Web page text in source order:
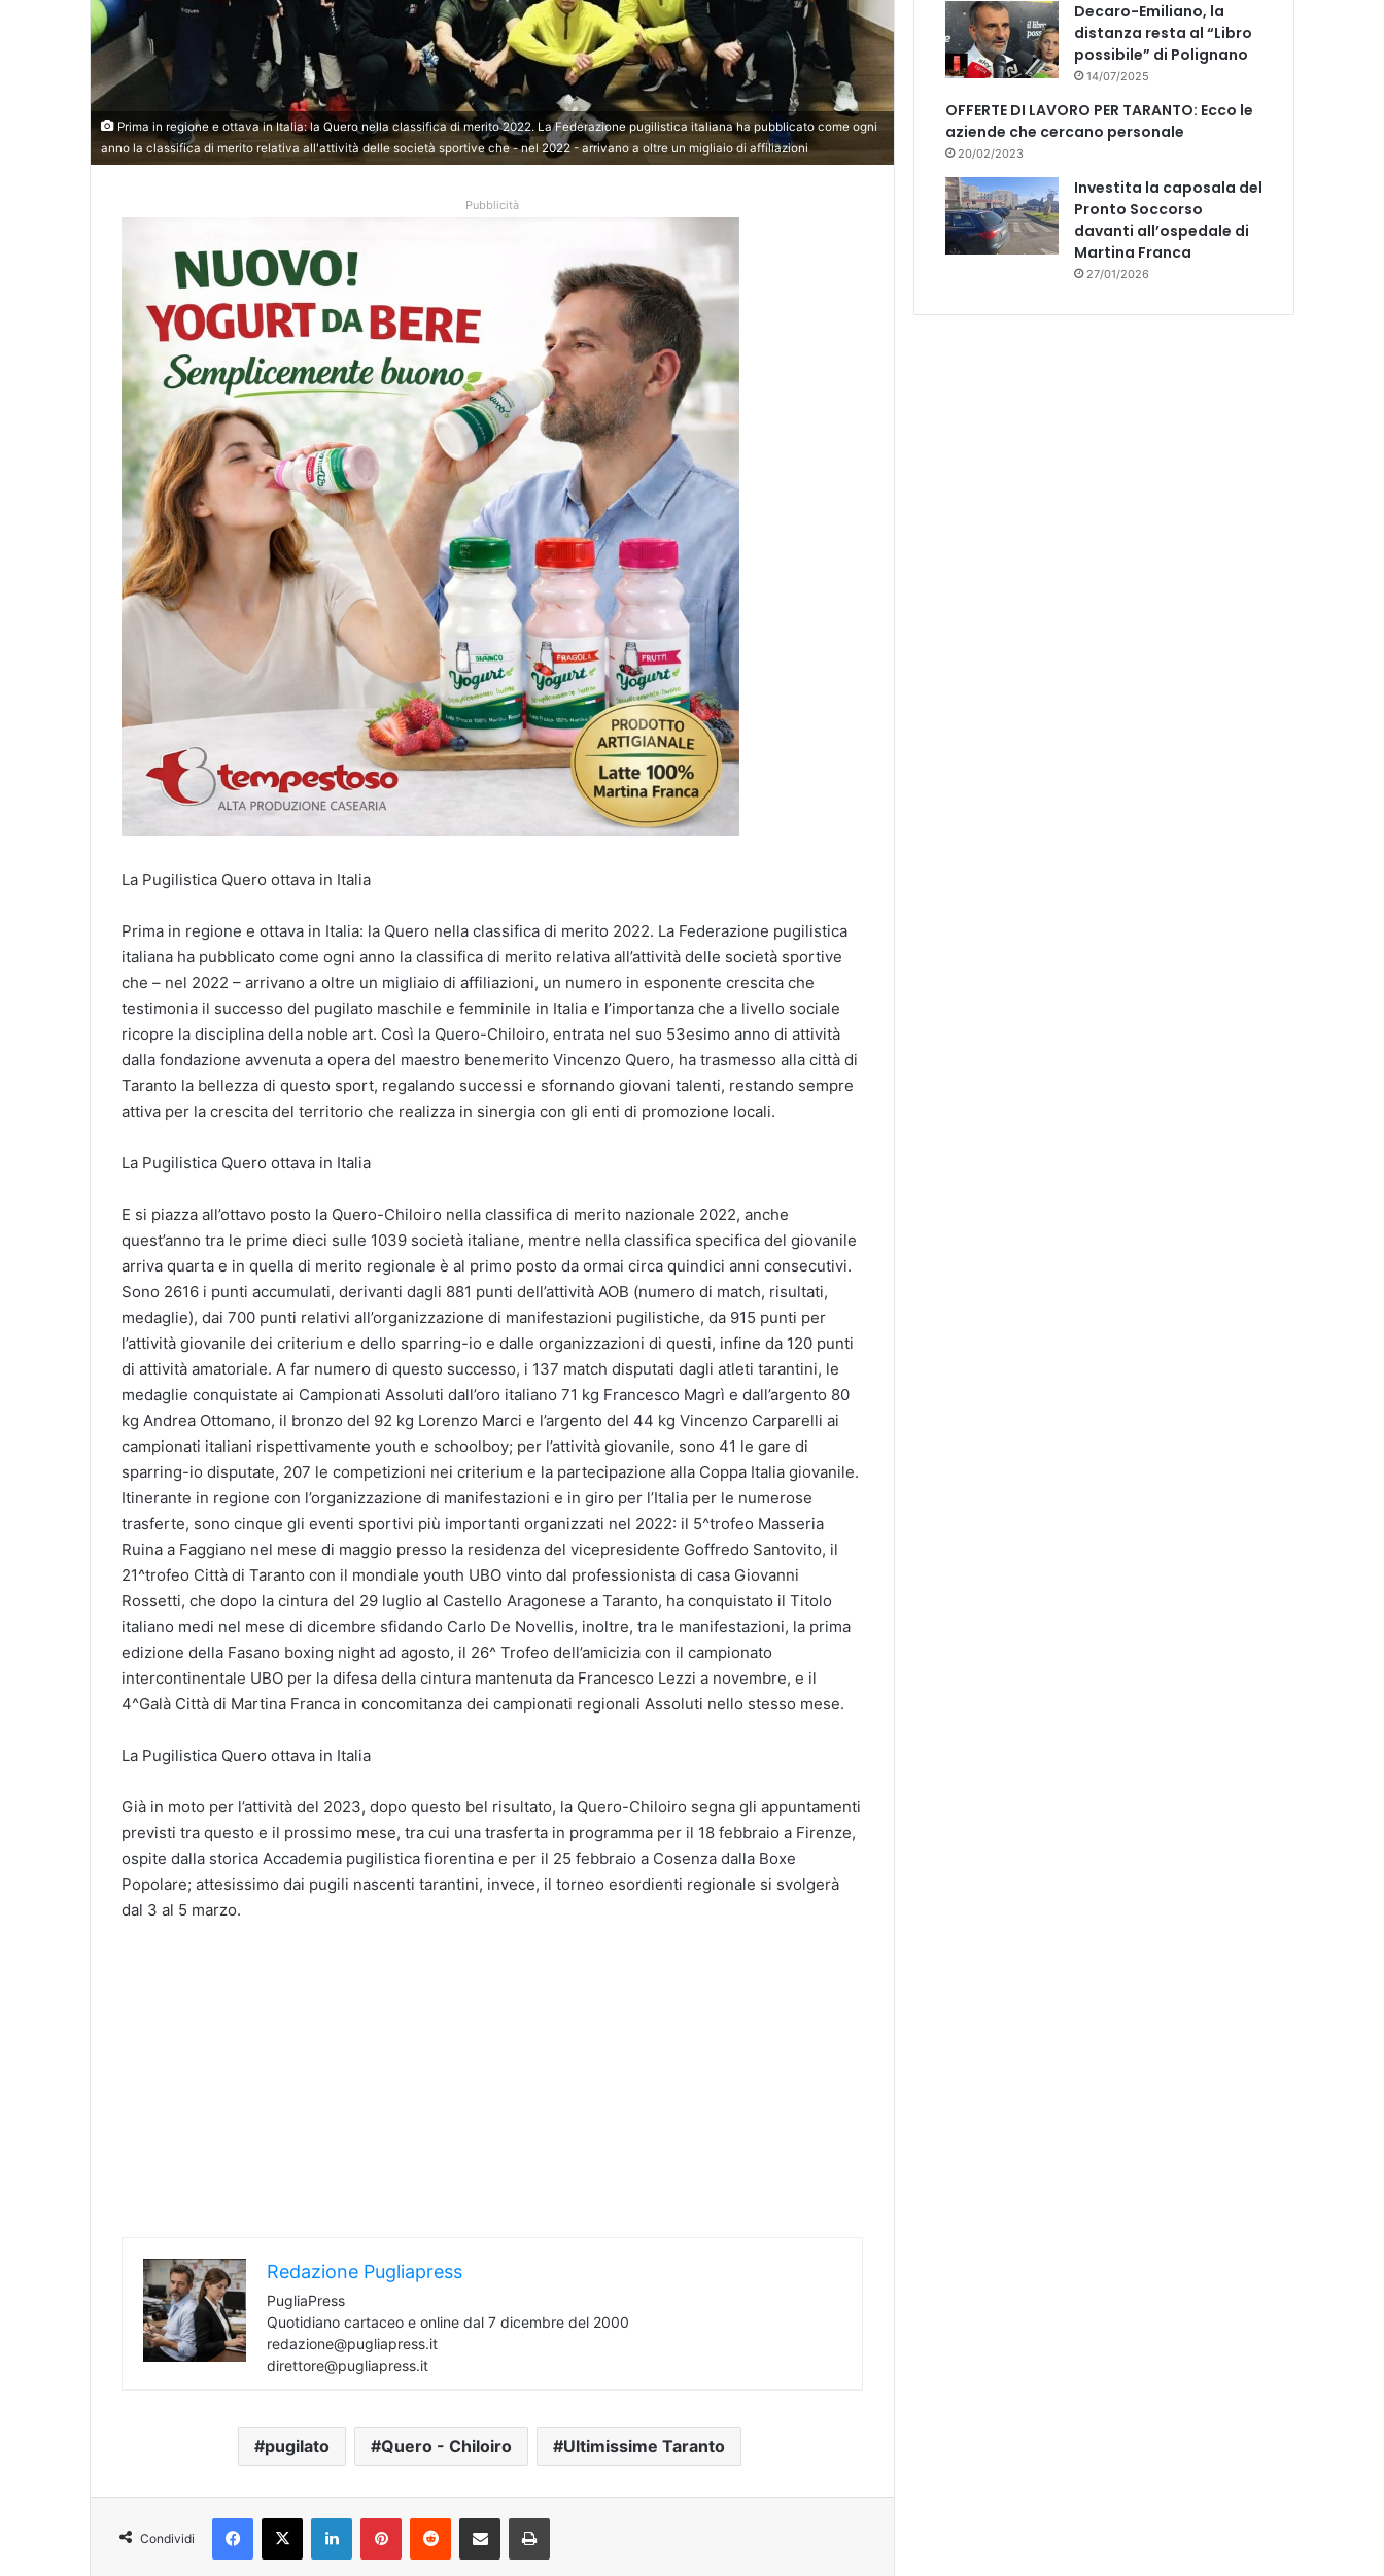
Prima in regione e ottava in Italia: la Quero nella classifica di merito 2022. La Federazione pugilistica italiana ha pubblicato come ogni
anno la classifica di merito relativa all'attività delle società sportive che - nel 2022 - arrivano a oltre un migliaio di affiliazioni
Pubblicità
La Pugilistica Quero ottava in Italia
Prima in regione e ottava in Italia: la Quero nella classifica di merito 2022. La Federazione pugilistica
italiana ha pubblicato come ogni anno la classifica di merito relativa all’attività delle società sportive
che – nel 2022 – arrivano a oltre un migliaio di affiliazioni, un numero in esponente crescita che
testimonia il successo del pugilato maschile e femminile in Italia e l’importanza che a livello sociale
ricopre la disciplina della noble art. Così la Quero-Chiloiro, entrata nel suo 53esimo anno di attività
dalla fondazione avvenuta a opera del maestro benemerito Vincenzo Quero, ha trasmesso alla città di
Taranto la bellezza di questo sport, regalando successi e sfornando giovani talenti, restando sempre
attiva per la crescita del territorio che realizza in sinergia con gli enti di promozione locali.
La Pugilistica Quero ottava in Italia
E si piazza all’ottavo posto la Quero-Chiloiro nella classifica di merito nazionale 2022, anche
quest’anno tra le prime dieci sulle 1039 società italiane, mentre nella classifica specifica del giovanile
arriva quarta e in quella di merito regionale è al primo posto da ormai circa quindici anni consecutivi.
Sono 2616 i punti accumulati, derivanti dagli 881 punti dell’attività AOB (numero di match, risultati,
medaglie), dai 700 punti relativi all’organizzazione di manifestazioni pugilistiche, da 915 punti per
l’attività giovanile dei criterium e dello sparring-io e dalle organizzazioni di questi, infine da 120 punti
di attività amatoriale. A far numero di questo successo, i 137 match disputati dagli atleti tarantini, le
medaglie conquistate ai Campionati Assoluti dall’oro italiano 71 kg Francesco Magrì e dall’argento 80
kg Andrea Ottomano, il bronzo del 92 kg Lorenzo Marci e l’argento del 44 kg Vincenzo Carparelli ai
campionati italiani rispettivamente youth e schoolboy; per l’attività giovanile, sono 41 le gare di
sparring-io disputate, 207 le competizioni nei criterium e la partecipazione alla Coppa Italia giovanile.
Itinerante in regione con l’organizzazione di manifestazioni e in giro per l’Italia per le numerose
trasferte, sono cinque gli eventi sportivi più importanti organizzati nel 2022: il 5^trofeo Masseria
Ruina a Faggiano nel mese di maggio presso la residenza del vicepresidente Goffredo Santovito, il
21^trofeo Città di Taranto con il mondiale youth UBO vinto dal professionista di casa Giovanni
Rossetti, che dopo la cintura del 29 luglio al Castello Aragonese a Taranto, ha conquistato il Titolo
italiano medi nel mese di dicembre sfidando Carlo De Novellis, inoltre, tra le manifestazioni, la prima
edizione della Fasano boxing night ad agosto, il 26^ Trofeo dell’amicizia con il campionato
intercontinentale UBO per la difesa della cintura mantenuta da Francesco Lezzi a novembre, e il
4^Galà Città di Martina Franca in concomitanza dei campionati regionali Assoluti nello stesso mese.
La Pugilistica Quero ottava in Italia
Già in moto per l’attività del 2023, dopo questo bel risultato, la Quero-Chiloiro segna gli appuntamenti
previsti tra questo e il prossimo mese, tra cui una trasferta in programma per il 18 febbraio a Firenze,
ospite dalla storica Accademia pugilistica fiorentina e per il 25 febbraio a Cosenza dalla Boxe
Popolare; attesissimo dai pugili nascenti tarantini, invece, il torneo esordienti regionale si svolgerà
dal 3 al 5 marzo.
Redazione Pugliapress
PugliaPress
Quotidiano cartaceo e online dal 7 dicembre del 2000
redazione@pugliapress.it
direttore@pugliapress.it
pugilato Quero - Chiloiro Ultimissime Taranto
Condividi
Facebook
X LinkedInPinterestReddit Condividi via mail Stampa
Decaro-Emiliano, la
distanza resta al “Libro
possibile” di Polignano
14/07/2025
OFFERTE DI LAVORO PER TARANTO: Ecco le
aziende che cercano personale
20/02/2023
Investita la caposala del
Pronto Soccorso
davanti all’ospedale di
Martina Franca
27/01/2026